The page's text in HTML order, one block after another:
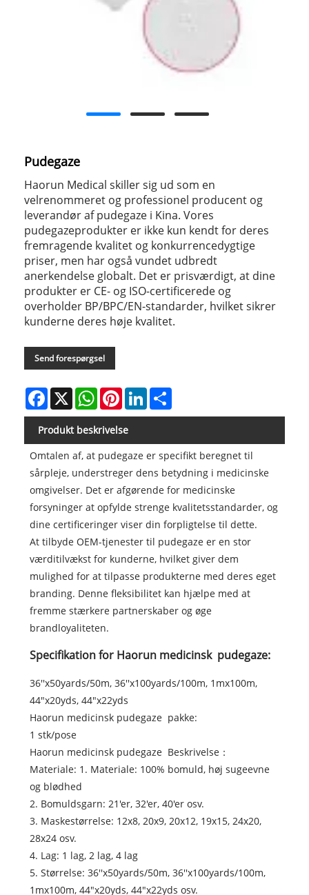
Pudegaze
Haorun Medical skiller sig ud som en
velrenommeret og professionel producent og
leverandør af pudegaze i Kina. Vores
pudegazeprodukter er ikke kun kendt for deres
fremragende kvalitet og konkurrencedygtige
priser, men har også vundet udbredt
anerkendelse globalt. Det er prisværdigt, at dine
produkter er CE- og ISO-certificerede og
overholder BP/BPC/EN-standarder, hvilket sikrer
kunderne deres høje kvalitet.
Send forespørgsel
Facebook
X WhatsAppPinterestLinkedIn
Produkt beskrivelse
Omtalen af, at pudegaze er specifikt beregnet til
sårpleje, understreger dens betydning i medicinske
omgivelser. Det er afgørende for medicinske
forsyninger at opfylde strenge kvalitetsstandarder, og
dine certificeringer viser din forpligtelse til dette.
At tilbyde OEM-tjenester til pudegaze er en stor
værditilvækst for kunderne, hvilket giver dem
mulighed for at tilpasse produkterne med deres eget
branding. Denne fleksibilitet kan hjælpe med at
fremme stærkere partnerskaber og øge
brandloyaliteten.
Specifikation for Haorun medicinsk pudegaze:
36''x50yards/50m, 36''x100yards/100m, 1mx100m,
44"x20yds, 44"x22yds
Haorun medicinsk pudegaze pakke:
1 stk/pose
Haorun medicinsk pudegaze Beskrivelse：
Materiale: 1. Materiale: 100% bomuld, høj sugeevne
og blødhed
2. Bomuldsgarn: 21'er, 32'er, 40'er osv.
3. Maskestørrelse: 12x8, 20x9, 20x12, 19x15, 24x20,
28x24 osv.
4. Lag: 1 lag, 2 lag, 4 lag
5. Størrelse: 36''x50yards/50m, 36''x100yards/100m,
1mx100m, 44"x20yds, 44"x22yds osv.